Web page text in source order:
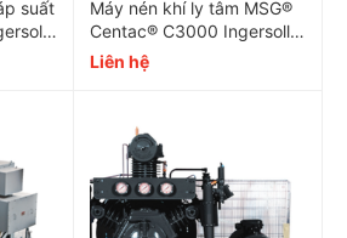
airend được gia công chính xác
suất
Máy nén khí ly tâm MSG®
Centac® C3000 Ingersoll
Rand
Liên hệ